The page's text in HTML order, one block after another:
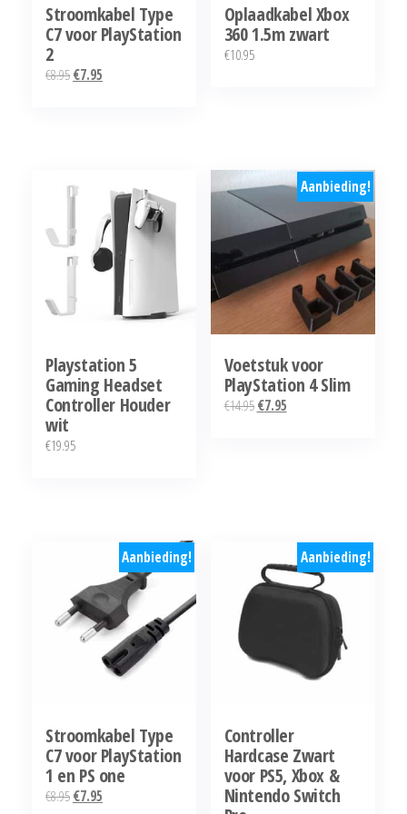
Stroomkabel Type
C7 voor PlayStation
2
€8.95Oorspronkelijke
€7.95
Oplaadkabel Xbox
360 1.5m zwart
€10.95
Playstation 5
Gaming Headset
Controller Houder
wit
€19.95
Aanbieding!
Voetstuk voor
PlayStation 4 Slim
€14.95 Oorspronkelijke
€7.95Huidige
Aanbieding!
Stroomkabel Type
C7 voor PlayStation
1 en PS one
€8.95Oorspronkelijke
€7.95
Aanbieding!
Controller
Hardcase Zwart
voor PS5, Xbox &
Nintendo Switch